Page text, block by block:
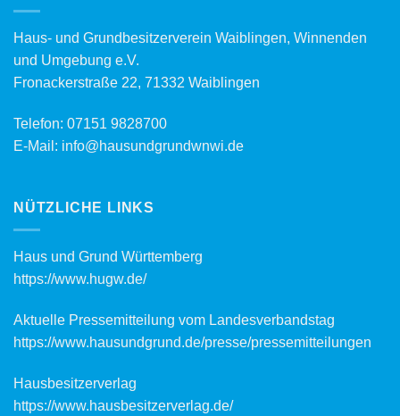
Haus- und Grundbesitzerverein Waiblingen, Winnenden
und Umgebung e.V.
Fronackerstraße 22, 71332 Waiblingen
Telefon: 07151 9828700
E-Mail: info@hausundgrundwnwi.de
NÜTZLICHE LINKS
Haus und Grund Württemberg
https://www.hugw.de/
Aktuelle Pressemitteilung vom Landesverbandstag
https://www.hausundgrund.de/presse/pressemitteilungen
Hausbesitzerverlag
https://www.hausbesitzerverlag.de/